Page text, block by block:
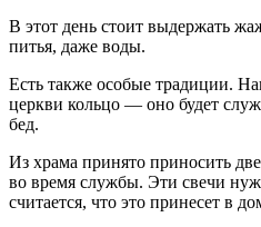
В этот день стоит выдержать
питья, даже воды.
Есть также особые традиции.
церкви кольцо — оно будет
бед.
Из храма принято приносить
во время службы. Эти свечи
считается, что это принесет в